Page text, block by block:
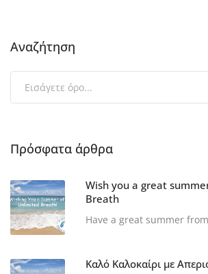
Αναζήτηση
Πρόσφατα άρθρα
Wish you a great
Breath
Have a great summer
Καλό Καλοκαίρι με